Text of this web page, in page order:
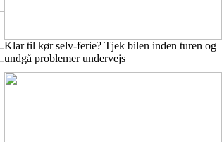
Klar til kør selv-ferie? Tjek bilen inden turen og
undgå problemer undervejs